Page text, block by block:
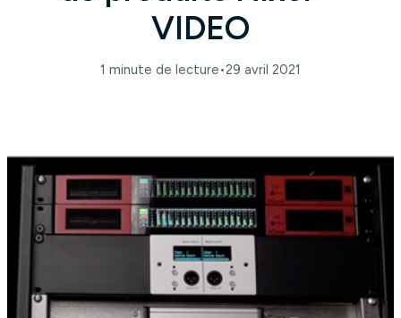
VIDEO
1 minute de lecture•29 avril 2021